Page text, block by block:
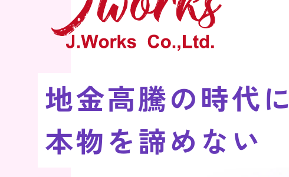
地金高騰の時代に
本物を諦めない